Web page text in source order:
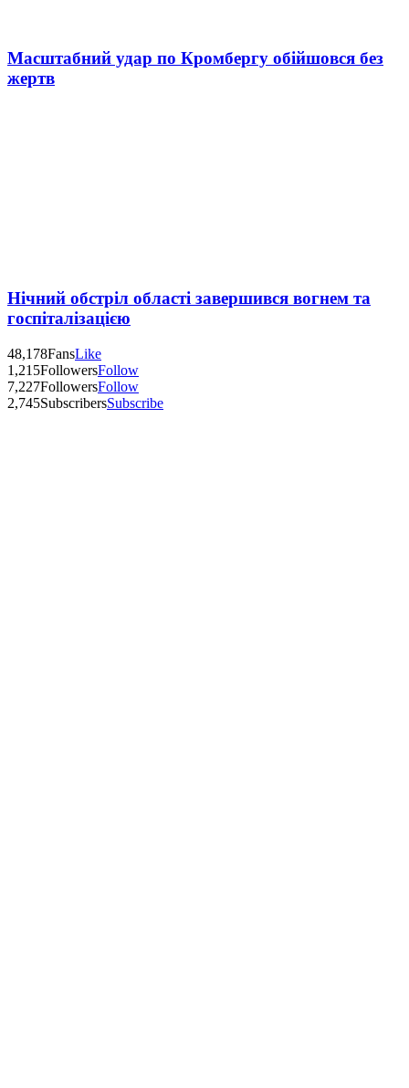
Масштабний удар по Кромбергу обійшовся без
жертв
Нічний обстріл області завершився вогнем та
госпіталізацією
48,178FansLike
1,215FollowersFollow
7,227FollowersFollow
2,745SubscribersSubscribe